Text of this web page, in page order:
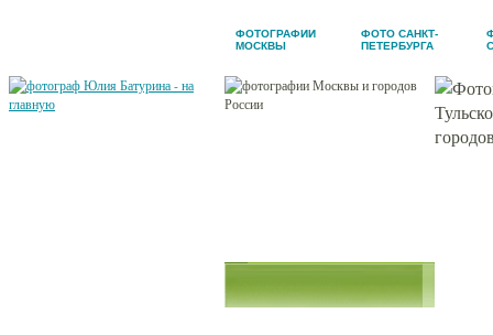
ФОТОГРАФИИ
МОСКВЫ
ФОТО САНКТ-
ПЕТЕРБУРГА